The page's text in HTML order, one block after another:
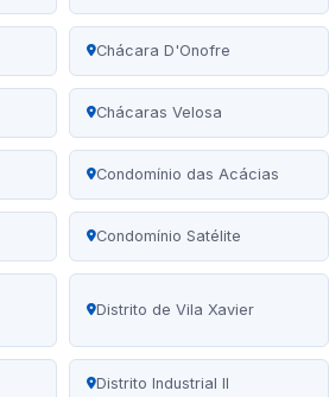
Chácara D'Onofre
Chácaras Velosa
Condomínio das Acácias
Condomínio Satélite
Distrito de Vila Xavier
Distrito Industrial II